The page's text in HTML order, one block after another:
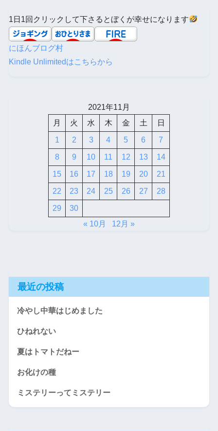
1日1回クリックして下さるとぼくが幸せになります
にほんブログ村
Kindle Unlimitedはこちらから
2021年11月
月
火 水 木 金 土 日
1 2 3 4 5 6 7
8 9 10 11 12 13 14
15 16 17 18 19 20 21
22 23 24 25 26 27 28
29
30
« 10月
12月 »
最近の投稿
冷やし中華はじめました
ひねれない
夏はトマトだねー
お化けの種
ミステリーってミステリー